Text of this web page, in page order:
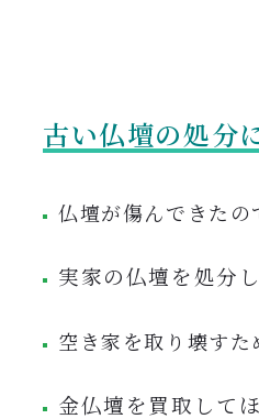
古い仏壇の処分
仏壇が傷んできたの
実家の仏壇を処分
空き家を取り壊すた
金仏壇を買取して